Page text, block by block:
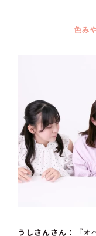
色み
うしさんさん：
『